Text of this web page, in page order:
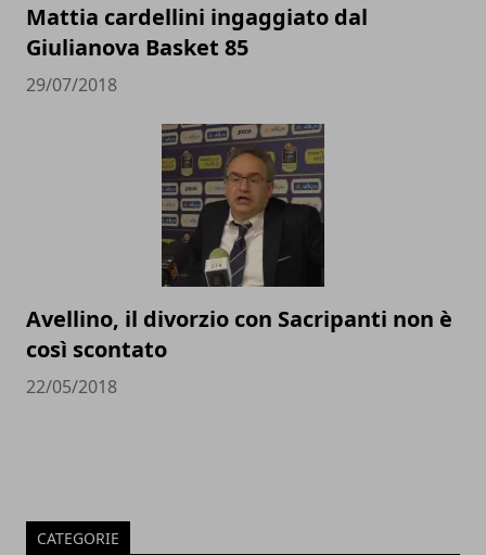
Mattia cardellini ingaggiato dal
Giulianova Basket 85
29/07/2018
Avellino, il divorzio con Sacripanti non è
così scontato
22/05/2018
CATEGORIE